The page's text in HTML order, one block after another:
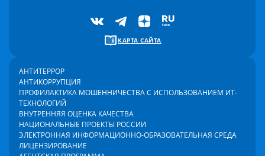
КАРТА САЙТА
АНТИТЕРРОР
АНТИКОРРУПЦИЯ
ПРОФИЛАКТИКА МОШЕННИЧЕСТВА С ИСПОЛЬЗОВАНИЕМ ИТ-
ТЕХНОЛОГИЙ
ВНУТРЕННЯЯ ОЦЕНКА КАЧЕСТВА
НАЦИОНАЛЬНЫЕ ПРОЕКТЫ РОССИИ
ЭЛЕКТРОННАЯ ИНФОРМАЦИОННО-ОБРАЗОВАТЕЛЬНАЯ СРЕДА
ЛИЦЕНЗИРОВАНИЕ